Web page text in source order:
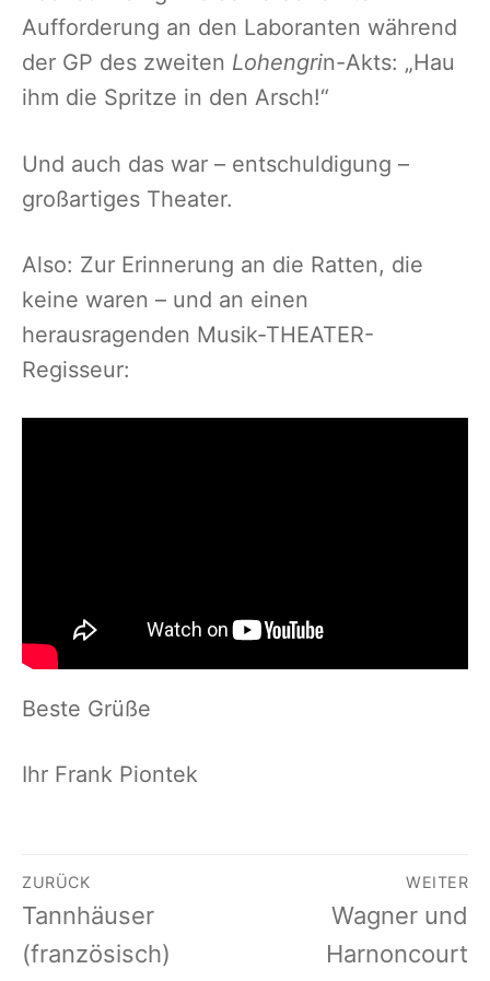
Aufforderung an den Laboranten während
der GP des zweiten Lohengrin-Akts: „Hau
ihm die Spritze in den Arsch!“
Und auch das war – entschuldigung –
großartiges Theater.
Also: Zur Erinnerung an die Ratten, die
keine waren – und an einen
herausragenden Musik-THEATER-
Regisseur:
Beste Grüße
Ihr Frank Piontek
Beitragsnavigation
ZURÜCK
Vorheriger
Beitrag:
Tannhäuser
(französisch)
WEITER
Nächster
Beitrag:
Wagner und
Harnoncourt